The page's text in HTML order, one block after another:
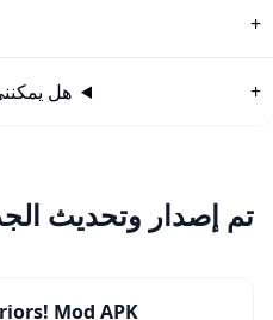
هل
تم إصدار وتحديث
Mod APK